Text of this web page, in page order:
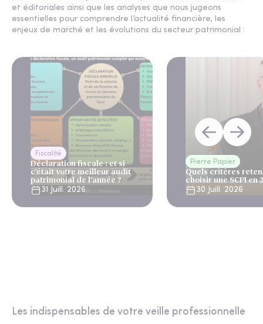
et éditoriales ainsi que les analyses que nous jugeons
essentielles pour comprendre l’actualité financière, les
enjeux de marché et les évolutions du secteur patrimonial :
Fiscalité
Déclaration fiscale : et si
c'était votre meilleur audit
patrimonial de l'année ?
31 Juill. 2026
Pierre Papier
Quels critères
choisir une SCPI en
30 Juill. 2026
Les indispensables de votre veille professionnelle